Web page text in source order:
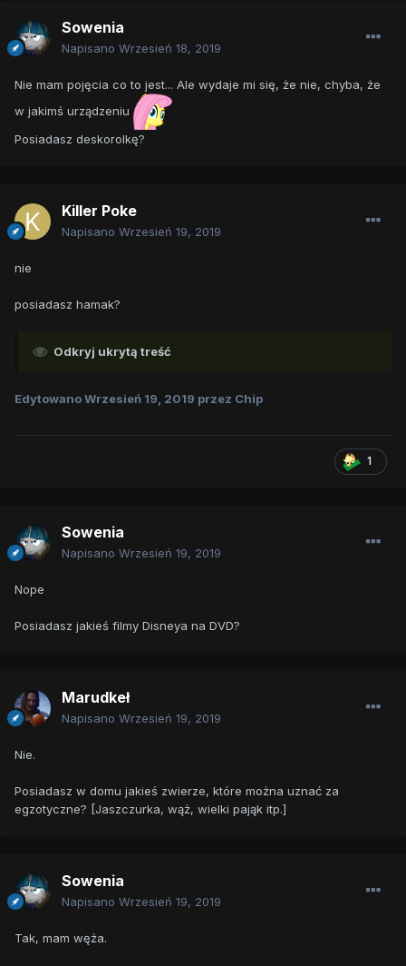
Sowenia
Napisano Wrzesień 18, 2019
Nie mam pojęcia co to jest... Ale wydaje mi się, że nie, chyba, że
w jakimś urządzeniu
Posiadasz deskorolkę?
Killer Poke
Napisano Wrzesień 19, 2019
nie
posiadasz hamak?
Odkryj ukrytą treść
EdytowanoWrzesień 19, 2019 przez Chip
1
Sowenia
Napisano Wrzesień 19, 2019
Nope
Posiadasz jakieś filmy Disneya na DVD?
Marudkeł
Napisano Wrzesień 19, 2019
Nie.
Posiadasz w domu jakieś zwierze, które można uznać za
egzotyczne? [Jaszczurka, wąż, wielki pająk itp.]
Sowenia
Napisano Wrzesień 19, 2019
Tak, mam węża.